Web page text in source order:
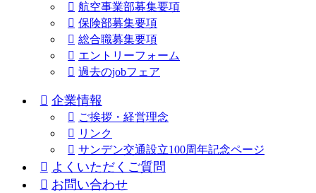
航空事業部募集要項
保険部募集要項
総合職募集要項
エントリーフォーム
過去のjobフェア
企業情報
ご挨拶・経営理念
リンク
サンデン交通設立100周年記念ページ
よくいただくご質問
お問い合わせ